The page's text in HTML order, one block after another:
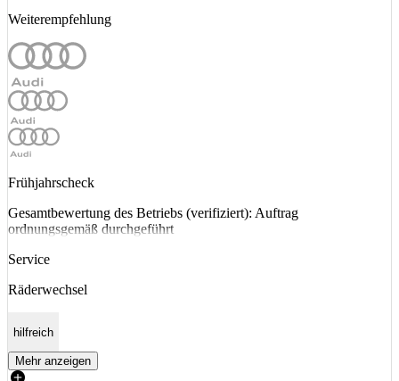
Weiterempfehlung
Frühjahrscheck
Gesamtbewertung des Betriebs (verifiziert): Auftrag
ordnungsgemäß durchgeführt
Service
Räderwechsel
hilfreich
Mehr anzeigen